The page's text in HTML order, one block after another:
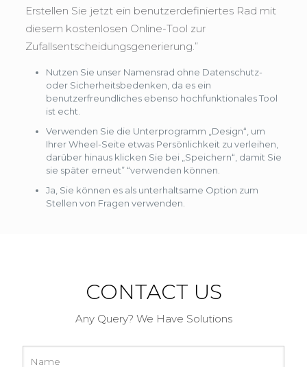
Erstellen Sie jetzt ein benutzerdefiniertes Rad mit
diesem kostenlosen Online-Tool zur
Zufallsentscheidungsgenerierung.”
Nutzen Sie unser Namensrad ohne Datenschutz-
oder Sicherheitsbedenken, da es ein
benutzerfreundliches ebenso hochfunktionales Tool
ist echt.
Verwenden Sie die Unterprogramm „Design“, um
Ihrer Wheel-Seite etwas Persönlichkeit zu verleihen,
darüber hinaus klicken Sie bei „Speichern“, damit Sie
sie später erneut” “verwenden können.
Ja, Sie können es als unterhaltsame Option zum
Stellen von Fragen verwenden.
CONTACT US
Any Query? We Have Solutions